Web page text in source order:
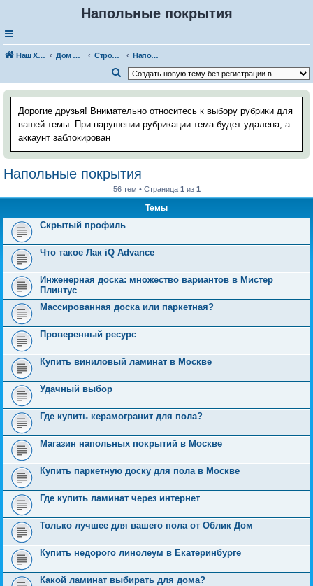
Напольные покрытия
Наш Хаус-форум Дом и стройка Строительные и отделочные материалы
Напольные покрытия
о
с
Дорогие друзья! Внимательно относитесь к выбору рубрики для
вашей темы. При нарушении рубрикации тема будет удалена, а
аккаунт заблокирован
Напольные покрытия
56 тем • Страница 1 из 1
Темы
Скрытый профиль
Что такое Лак iQ Advance
Инженерная доска: множество вариантов в Мистер
Плинтус
Массированная доска или паркетная?
Проверенный ресурс
Купить виниловый ламинат в Москве
Удачный выбор
Где купить керамогранит для пола?
Магазин напольных покрытий в Москве
Купить паркетную доску для пола в Москве
Где купить ламинат через интернет
Только лучшее для вашего пола от Облик Дом
Купить недорого линолеум в Екатеринбурге
Какой ламинат выбирать для дома?